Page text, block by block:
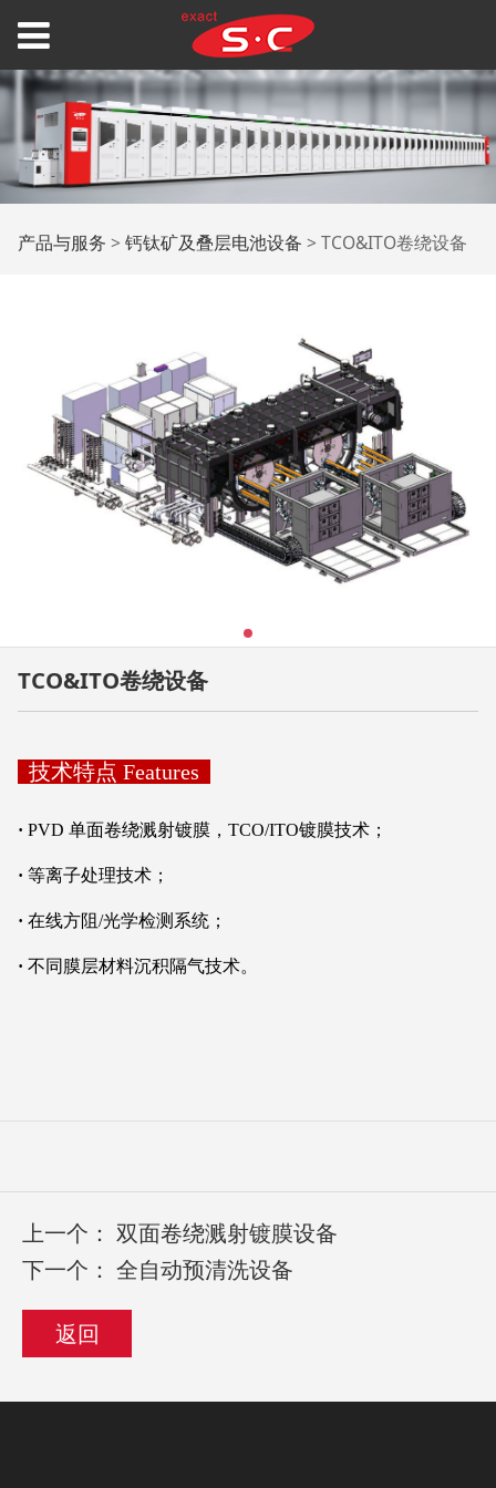
TCO&ITO卷绕设备
产品与服务 > 钙钛矿及叠层电池设备 > TCO&ITO卷绕设备
TCO&ITO卷绕设备
技术特点 Features
· PVD 单面卷绕溅射镀膜，TCO/ITO镀膜技术；
· 等离子处理技术；
· 在线方阻/光学检测系统；
· 不同膜层材料沉积隔气技术。
上一个： 双面卷绕溅射镀膜设备
下一个： 全自动预清洗设备
返回